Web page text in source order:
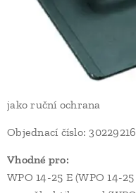
jako ruční ochrana
Objednací číslo:
Vhodné pro:
WPO 14-25 E (WPO 14-